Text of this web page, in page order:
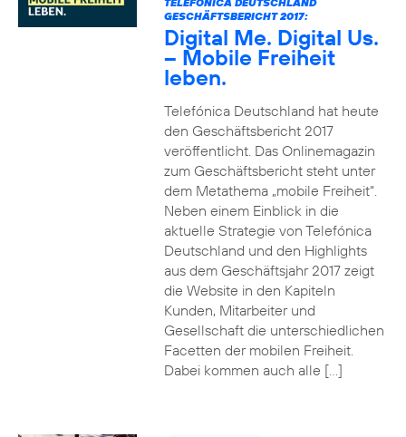
GESCHÄFTSBERICHT 2017:
Digital Me. Digital Us.
– Mobile Freiheit
leben.
Telefónica Deutschland hat heute
den Geschäftsbericht 2017
veröffentlicht. Das Onlinemagazin
zum Geschäftsbericht steht unter
dem Metathema „mobile Freiheit“.
Neben einem Einblick in die
aktuelle Strategie von Telefónica
Deutschland und den Highlights
aus dem Geschäftsjahr 2017 zeigt
die Website in den Kapiteln
Kunden, Mitarbeiter und
Gesellschaft die unterschiedlichen
Facetten der mobilen Freiheit.
Dabei kommen auch alle […]